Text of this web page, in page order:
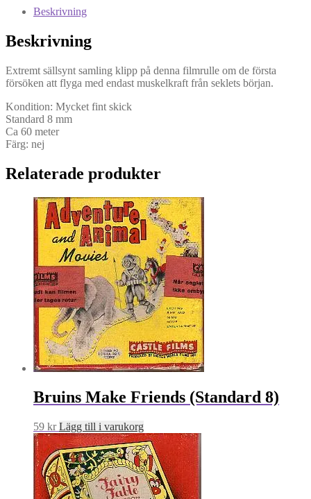
mängdBeskrivning
Beskrivning
Extremt sällsynt samling klipp på denna filmrulle om de första
försöken att flyga med endast muskelkraft från seklets början.
Kondition: Mycket fint skick
Standard 8 mm
Ca 60 meter
Färg: nej
Relaterade produkter
Bruins Make Friends (Standard 8)
59 kr Lägg till i varukorg